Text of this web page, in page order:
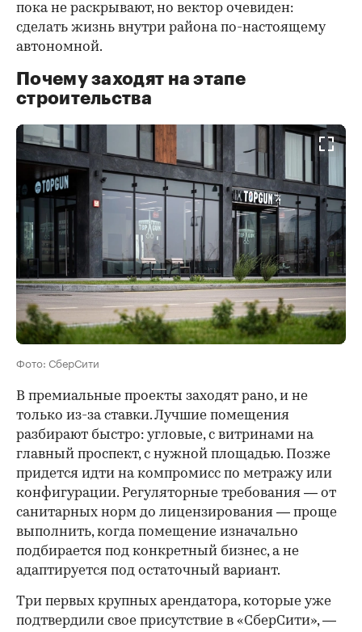
пока не раскрывают, но вектор очевиден:
сделать жизнь внутри района по-настоящему
автономной.
Почему заходят на этапе
строительства
Фото: СберСити
В премиальные проекты заходят рано, и не
только из-за ставки. Лучшие помещения
разбирают быстро: угловые, с витринами на
главный проспект, с нужной площадью. Позже
придется идти на компромисс по метражу или
конфигурации. Регуляторные требования — от
санитарных норм до лицензирования — проще
выполнить, когда помещение изначально
подбирается под конкретный бизнес, а не
адаптируется под остаточный вариант.
Три первых крупных арендатора, которые уже
подтвердили свое присутствие в «СберСити», —